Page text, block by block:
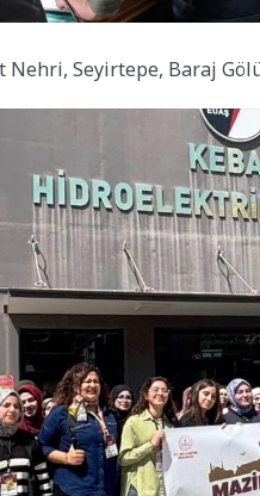
Nehri, Seyirtepe, Baraj